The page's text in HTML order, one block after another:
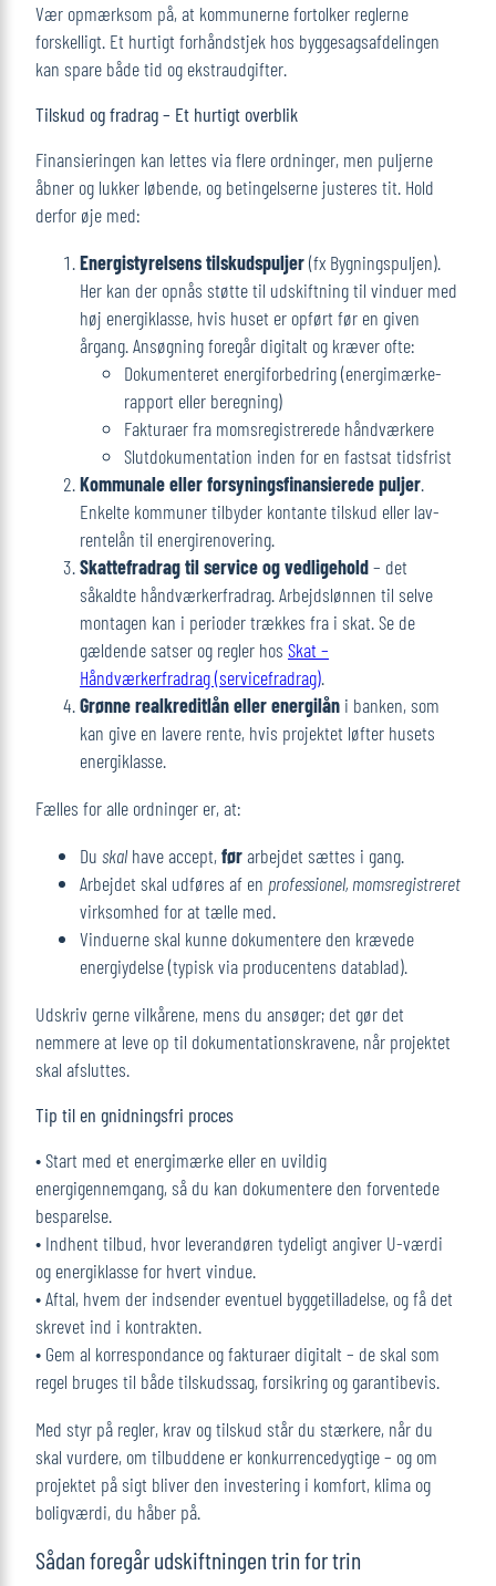
Vær opmærksom på, at kommunerne fortolker reglerne
forskelligt. Et hurtigt forhåndstjek hos byggesagsafdelingen
kan spare både tid og ekstraudgifter.
Tilskud og fradrag – Et hurtigt overblik
Finansieringen kan lettes via flere ordninger, men puljerne
åbner og lukker løbende, og betingelserne justeres tit. Hold
derfor øje med:
Energistyrelsens tilskudspuljer(fx Bygningspuljen).
Her kan der opnås støtte til udskiftning til vinduer med
høj energiklasse, hvis huset er opført før en given
årgang. Ansøgning foregår digitalt og kræver ofte:
Dokumenteret energiforbedring (energimærke-
rapport eller beregning)
Fakturaer fra momsregistrerede håndværkere
Slutdokumentation inden for en fastsat tidsfrist
Kommunale eller forsyningsfinansierede puljer.
Enkelte kommuner tilbyder kontante tilskud eller lav-
rentelån til energirenovering.
Skattefradrag til service og vedligehold– det
såkaldte håndværkerfradrag. Arbejdslønnen til selve
montagen kan i perioder trækkes fra i skat. Se de
gældende satser og regler hos Skat –
Håndværkerfradrag (servicefradrag).
Grønne realkreditlån eller energilån i banken, som
kan give en lavere rente, hvis projektet løfter husets
energiklasse.
Fælles for alle ordninger er, at:
Du skalhave accept,førarbejdet sættes i gang.
Arbejdet skal udføres af en professionel, momsregistreret
virksomhed for at tælle med.
Vinduerne skal kunne dokumentere den krævede
energiydelse (typisk via producentens datablad).
Udskriv gerne vilkårene, mens du ansøger; det gør det
nemmere at leve op til dokumentationskravene, når projektet
skal afsluttes.
Tip til en gnidningsfri proces
• Start med et energimærke eller en uvildig
energigennemgang, så du kan dokumentere den forventede
besparelse.
• Indhent tilbud, hvor leverandøren tydeligt angiver U-værdi
og energiklasse for hvert vindue.
• Aftal, hvem der indsend­er eventuel byggetilladelse, og få det
skrevet ind i kontrakten.
• Gem al korrespondance og fakturaer digitalt – de skal som
regel bruges til både tilskudssag, forsikring og garantibevis.
Med styr på regler, krav og tilskud står du stærkere, når du
skal vurdere, om tilbuddene er konkurrencedygtige – og om
projektet på sigt bliver den investering i komfort, klima og
boligværdi, du håber på.
Sådan foregår udskiftningen trin for trin